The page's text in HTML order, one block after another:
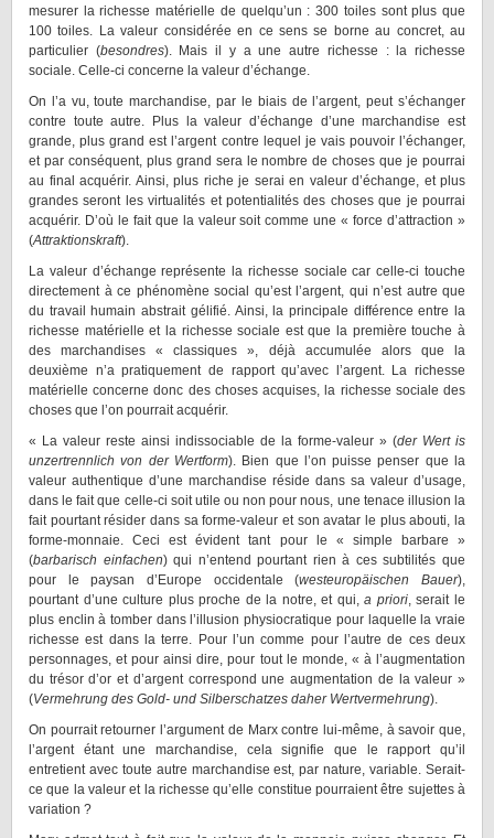
mesurer la richesse matérielle de quelqu’un : 300 toiles sont plus que
100 toiles. La valeur considérée en ce sens se borne au concret, au
particulier (besondres). Mais il y a une autre richesse : la richesse
sociale. Celle-ci concerne la valeur d’échange.
On l’a vu, toute marchandise, par le biais de l’argent, peut s’échanger
contre toute autre. Plus la valeur d’échange d’une marchandise est
grande, plus grand est l’argent contre lequel je vais pouvoir l’échanger,
et par conséquent, plus grand sera le nombre de choses que je pourrai
au final acquérir. Ainsi, plus riche je serai en valeur d’échange, et plus
grandes seront les virtualités et potentialités des choses que je pourrai
acquérir. D’où le fait que la valeur soit comme une « force d’attraction »
(Attraktionskraft).
La valeur d’échange représente la richesse sociale car celle-ci touche
directement à ce phénomène social qu’est l’argent, qui n’est autre que
du travail humain abstrait gélifié. Ainsi, la principale différence entre la
richesse matérielle et la richesse sociale est que la première touche à
des marchandises « classiques », déjà accumulée alors que la
deuxième n’a pratiquement de rapport qu’avec l’argent. La richesse
matérielle concerne donc des choses acquises, la richesse sociale des
choses que l’on pourrait acquérir.
« La valeur reste ainsi indissociable de la forme-valeur » (der Wert is
unzertrennlich von der Wertform). Bien que l’on puisse penser que la
valeur authentique d’une marchandise réside dans sa valeur d’usage,
dans le fait que celle-ci soit utile ou non pour nous, une tenace illusion la
fait pourtant résider dans sa forme-valeur et son avatar le plus abouti, la
forme-monnaie. Ceci est évident tant pour le « simple barbare »
(barbarisch einfachen) qui n’entend pourtant rien à ces subtilités que
pour le paysan d’Europe occidentale (westeuropäischen Bauer),
pourtant d’une culture plus proche de la notre, et qui,a priori, serait le
plus enclin à tomber dans l’illusion physiocratique pour laquelle la vraie
richesse est dans la terre. Pour l’un comme pour l’autre de ces deux
personnages, et pour ainsi dire, pour tout le monde, « à l’augmentation
du trésor d’or et d’argent correspond une augmentation de la valeur »
(Vermehrung des Gold- und Silberschatzes daher Wertvermehrung).
On pourrait retourner l’argument de Marx contre lui-même, à savoir que,
l’argent étant une marchandise, cela signifie que le rapport qu’il
entretient avec toute autre marchandise est, par nature, variable. Serait-
ce que la valeur et la richesse qu’elle constitue pourraient être sujettes à
variation ?